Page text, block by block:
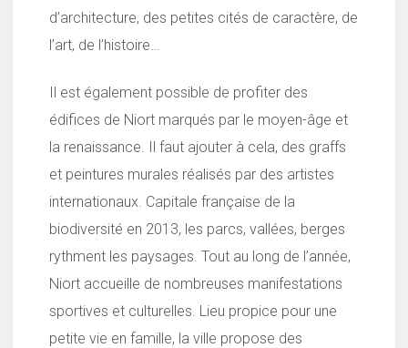
d’architecture, des petites cités de caractère, de
l’art, de l’histoire…
Il est également possible de profiter des
édifices de Niort marqués par le moyen-âge et
la renaissance. Il faut ajouter à cela, des graffs
et peintures murales réalisés par des artistes
internationaux. Capitale française de la
biodiversité en 2013, les parcs, vallées, berges
rythment les paysages. Tout au long de l’année,
Niort accueille de nombreuses manifestations
sportives et culturelles. Lieu propice pour une
petite vie en famille, la ville propose des